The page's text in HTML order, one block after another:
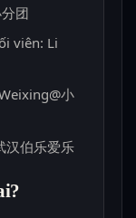
团
viên: Li
小
汉伯乐爱乐